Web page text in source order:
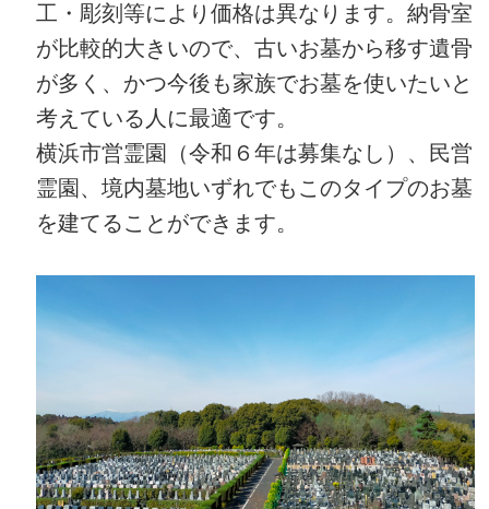
工・彫刻等により価格は異なります。納骨室
が比較的大きいので、古いお墓から移す遺骨
が多く、かつ今後も家族でお墓を使いたいと
考えている人に最適です。
横浜市営霊園（令和６年は募集なし）、民営
霊園、境内墓地いずれでもこのタイプのお墓
を建てることができます。